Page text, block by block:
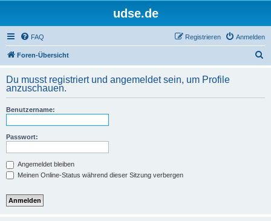
udse.de
FAQ Anmelden
Registrieren
Foren-Übersicht
h
Du musst registriert und angemeldet sein, um Profile
anzuschauen.
Benutzername:
Passwort:
Angemeldet bleiben
Meinen Online-Status während dieser Sitzung verbergen